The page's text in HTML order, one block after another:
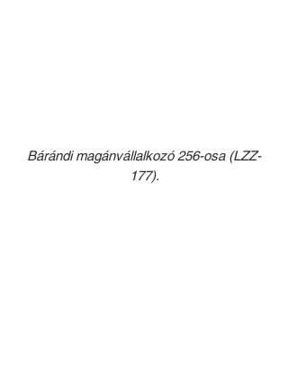
Bárándi magánvállalkozó 256-osa (LZZ-
177).